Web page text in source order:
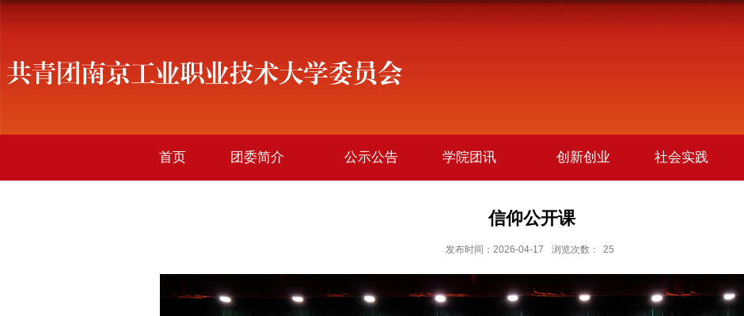
首页 团委简介 公示公告 学院团讯 创新创业 社会实践
信仰公开课
发布时间：2026-04-17 浏览次数： 25